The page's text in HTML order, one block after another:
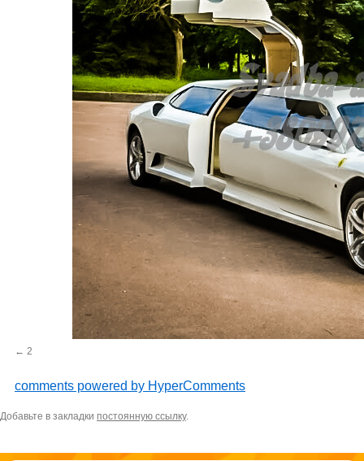
2
comments powered by HyperComments
Добавьте в закладки постоянную ссылку.